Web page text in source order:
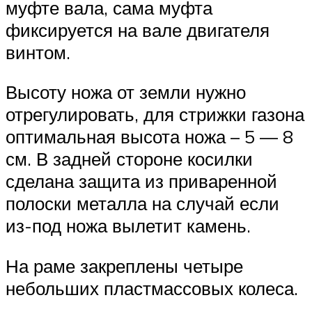
муфте вала, сама муфта
фиксируется на вале двигателя
винтом.
Высоту ножа от земли нужно
отрегулировать, для стрижки газона
оптимальная высота ножа – 5 — 8
см. В задней стороне косилки
сделана защита из приваренной
полоски металла на случай если
из-под ножа вылетит камень.
На раме закреплены четыре
небольших пластмассовых колеса.